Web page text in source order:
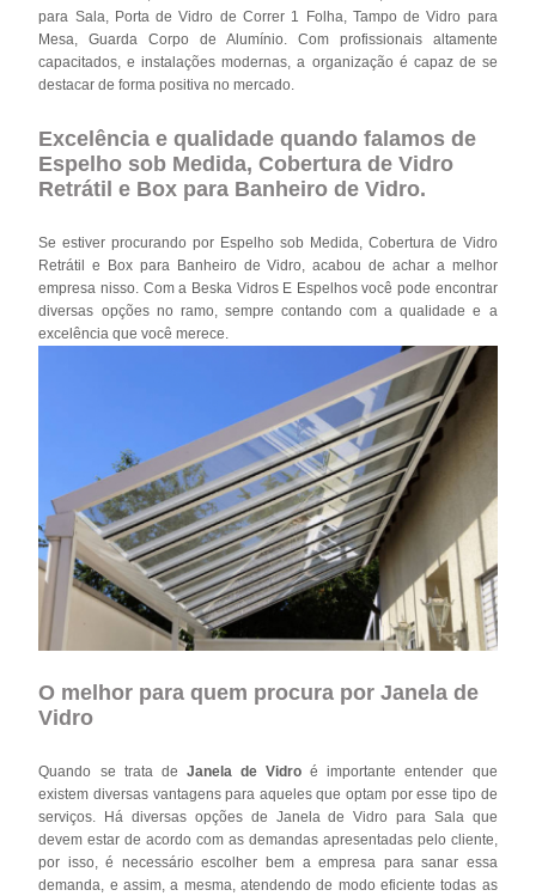
para Sala, Porta de Vidro de Correr 1 Folha, Tampo de Vidro para
Mesa, Guarda Corpo de Alumínio. Com profissionais altamente
capacitados, e instalações modernas, a organização é capaz de se
destacar de forma positiva no mercado.
Excelência e qualidade quando falamos de
Espelho sob Medida, Cobertura de Vidro
Retrátil e Box para Banheiro de Vidro.
Se estiver procurando por Espelho sob Medida, Cobertura de Vidro
Retrátil e Box para Banheiro de Vidro, acabou de achar a melhor
empresa nisso. Com a Beska Vidros E Espelhos você pode encontrar
diversas opções no ramo, sempre contando com a qualidade e a
excelência que você merece.
O melhor para quem procura por Janela de
Vidro
Quando se trata de Janela de Vidro é importante entender que
existem diversas vantagens para aqueles que optam por esse tipo de
serviços. Há diversas opções de Janela de Vidro para Sala que
devem estar de acordo com as demandas apresentadas pelo cliente,
por isso, é necessário escolher bem a empresa para sanar essa
demanda, e assim, a mesma, atendendo de modo eficiente todas as